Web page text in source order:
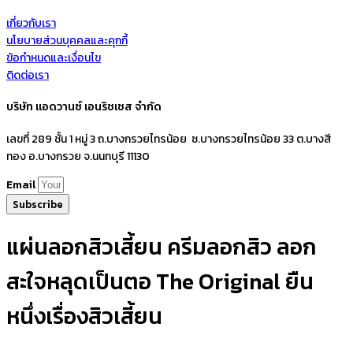
เกี่ยวกับเรา
นโยบายส่วนบุคคลและคุกกี้
ข้อกำหนดและเงื่อนไข
ติดต่อเรา
บริษัท แอดวานซ์ เอนริชเชส จำกัด
เลขที่ 289 ชั้น 1 หมู่ 3 ถ.บางกรวยไทรน้อย ซ.บางกรวยไทรน้อย 33 ต.บางสี
ทอง อ.บางกรวย จ.นนทบุรี 11130
Email
Subscribe
แผ่นลอกสิวเสี้ยน ครีมลอกสิว ลอก
สะใจหลุดเป็นตอ The Original ยืน
หนึ่งเรื่องสิวเสี้ยน